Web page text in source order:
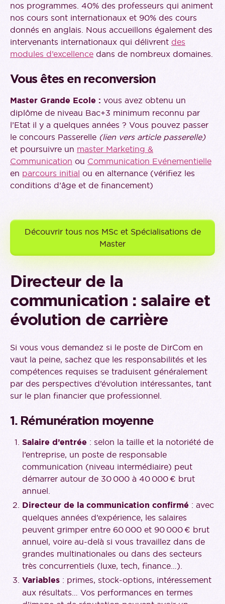
nos programmes. 40% des professeurs qui animent
nos cours sont internationaux et 90% des cours
donnés en anglais. Nous accueillons également des
intervenants internationaux qui délivrent des
modules d’excellence dans de nombreux domaines.
Vous êtes en reconversion
Master Grande Ecole : vous avez obtenu un
diplôme de niveau Bac+3 minimum reconnu par
l’Etat il y a quelques années ? Vous pouvez passer
le concours Passerelle (lien vers article passerelle)
et poursuivre un master Marketing &
Communication ou Communication Evénementielle
en parcours initial ou en alternance (vérifiez les
conditions d’âge et de financement)
Découvrir tous nos MSc et Spécialisations de
Master
Directeur de la
communication : salaire et
évolution de carrière
Si vous vous demandez si le poste de DirCom en
vaut la peine, sachez que les responsabilités et les
compétences requises se traduisent généralement
par des perspectives d’évolution intéressantes, tant
sur le plan financier que professionnel.
1. Rémunération moyenne
Salaire d’entrée : selon la taille et la notoriété de
l’entreprise, un poste de responsable
communication (niveau intermédiaire) peut
démarrer autour de 30 000 à 40 000 € brut
annuel.
Directeur de la communication confirmé : avec
quelques années d’expérience, les salaires
peuvent grimper entre 60 000 et 90 000 € brut
annuel, voire au-delà si vous travaillez dans de
grandes multinationales ou dans des secteurs
très concurrentiels (luxe, tech, finance…).
Variables : primes, stock-options, intéressement
aux résultats… Vos performances en termes